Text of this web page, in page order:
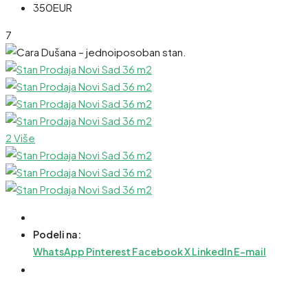
350EUR
7
2 Više
Podeli na:
WhatsApp Pinterest FacebookXLinkedInE-mail